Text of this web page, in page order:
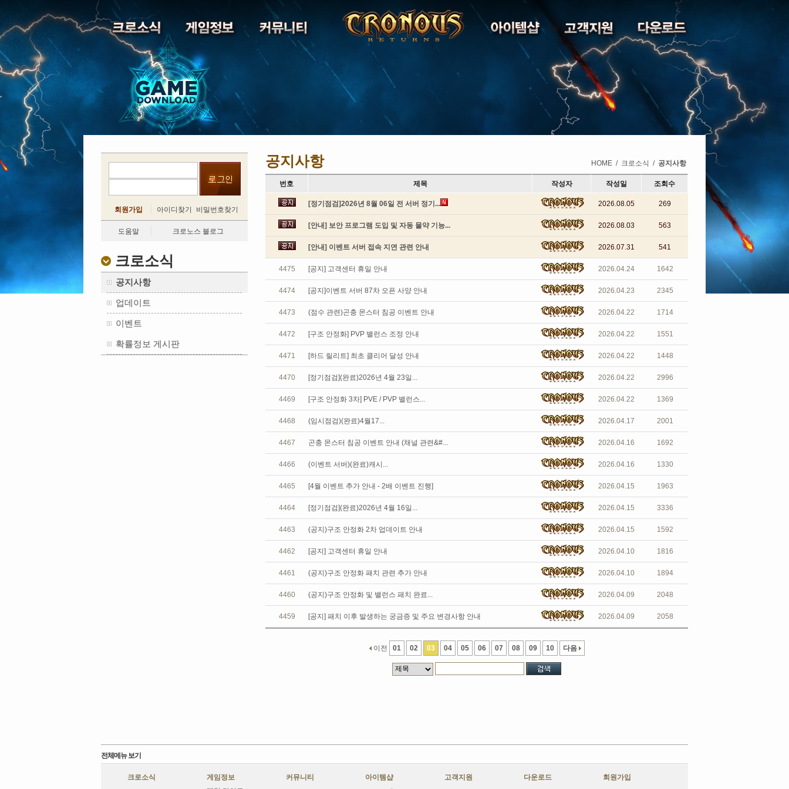
회원가입 아이디찾기 비밀번호찾기
도움말 크로노스 블로그
크로소식
공지사항
업데이트
이벤트
확률정보 게시판
공지사항 HOME / 크로소식 / 공지사항
번호 제목 작성자 작성일 조회수
[정기점검]2026년 8월 06일 전 서버 정기... 2026.08.05 269
[안내] 보안 프로그램 도입 및 자동 물약 기능... 2026.08.03 563
[안내] 이벤트 서버 접속 지연 관련 안내 2026.07.31 541
4475 [공지] 고객센터 휴일 안내 2026.04.24 1642
4474 [공지]이벤트 서버 87차 오픈 사양 안내 2026.04.23 2345
4473 (점수 관련)곤충 몬스터 침공 이벤트 안내 2026.04.22 1714
4472 [구조 안정화] PVP 밸런스 조정 안내 2026.04.22 1551
4471 [하드 릴리트] 최초 클리어 달성 안내 2026.04.22 1448
4470 [정기점검](완료)2026년 4월 23일... 2026.04.22 2996
4469 [구조 안정화 3차] PVE / PVP 밸런스... 2026.04.22 1369
4468 (임시점검)(완료)4월17... 2026.04.17 2001
4467 곤충 몬스터 침공 이벤트 안내 (채널 관련&#... 2026.04.16 1692
4466 (이벤트 서버)(완료)캐시... 2026.04.16 1330
4465 [4월 이벤트 추가 안내 - 2배 이벤트 진행] 2026.04.15 1963
4464 [정기점검](완료)2026년 4월 16일... 2026.04.15 3336
4463 (공지)구조 안정화 2차 업데이트 안내 2026.04.15 1592
4462 [공지] 고객센터 휴일 안내 2026.04.10 1816
4461 (공지)구조 안정화 패치 관련 추가 안내 2026.04.10 1894
4460 (공지)구조 안정화 및 밸런스 패치 완료... 2026.04.09 2048
4459 [공지] 패치 이후 발생하는 궁금증 및 주요 변경사항 안내 2026.04.09 2058
이전 01 02 03 04 05 06 07 08 09 10 다음
전체메뉴 보기
크로소식
게임정보
커뮤니티
아이템샵
고객지원
다운로드
회원가입